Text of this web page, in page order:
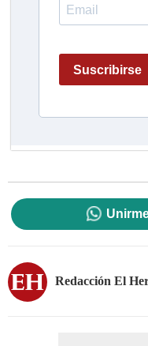
Redacción El